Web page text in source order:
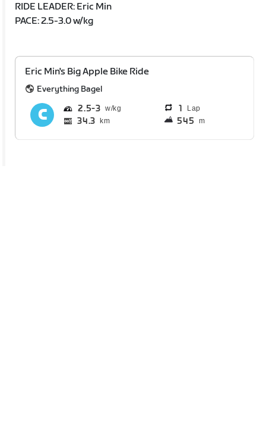
RIDE LEADER: Eric Min
PACE: 2.5-3.0 w/kg
Eric Min's Big Apple Bike Ride
Everything Bagel
2.5 3 1 Lap
34.3 km 545 m